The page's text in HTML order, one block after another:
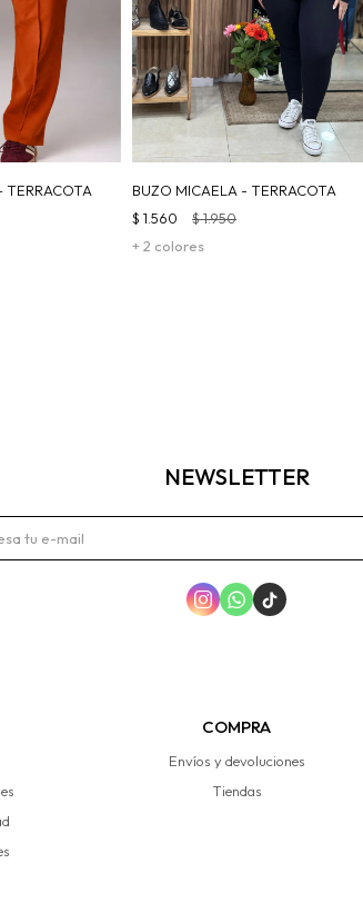
TERRACOTA BUZO MICAELA - TERRACOTA
+ 2 colores
$ 1.560 $1.950
COMPRA
Envíos y devoluciones
Tiendas
NEWSLETTER
  